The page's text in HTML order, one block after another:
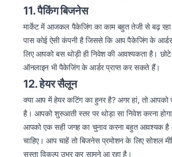
11. पैकिंग बिजनेस
मार्केट में आजकल पैकेजिंग का काम बहुत तेजी से बढ़
पास कोई ऐसी कंपनी है जिससे कि आप पैकेजिंग के
लिए आपको बस थोड़ी ही निवेश की आवश्यकता है।
ऑनलाइन भी पैकेजिंग के आर्डर प्राप्त कर सकते हैं।
12. हेयर सैलून
क्या आप में हेयर कटिंग का हुनर है? अगर हां, तो
है। आपको शुरुआती स्तर पर थोड़ा सा निवेश करना
आपको एक सही जगह का चुनाव करना बहुत आवश्यक है
चाहिए। आप चाहें तो बिजनेस प्रमोशन के लिए सोशल
सस्ता विकल्प उभर कर सामने आ रहा है।